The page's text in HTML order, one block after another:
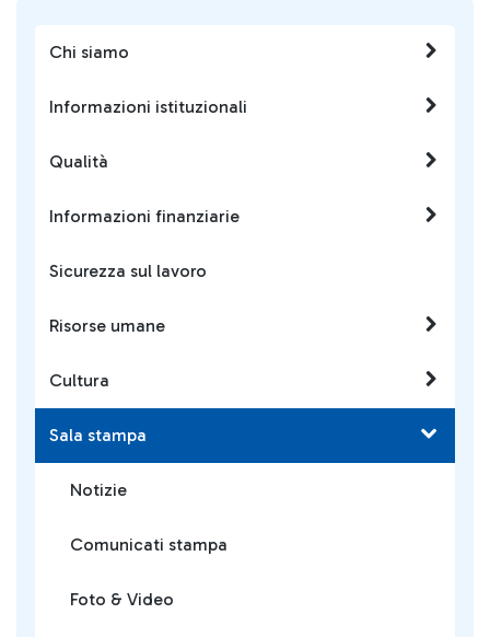
Chi siamo
Informazioni istituzionali
Qualità
Informazioni finanziarie
Sicurezza sul lavoro
Risorse umane
Cultura
Sala stampa
Notizie
Comunicati stampa
Foto & Video